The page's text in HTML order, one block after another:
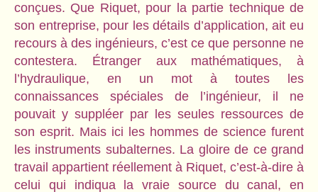
conçues. Que Riquet, pour la partie technique de
son entreprise, pour les détails d’application, ait eu
recours à des ingénieurs, c’est ce que personne ne
contestera. Étranger aux mathématiques, à
l’hydraulique, en un mot à toutes les
connaissances spéciales de l’ingénieur, il ne
pouvait y suppléer par les seules ressources de
son esprit. Mais ici les hommes de science furent
les instruments subalternes. La gloire de ce grand
travail appartient réellement à Riquet, c’est-à-dire à
celui qui indiqua la vraie source du canal, en